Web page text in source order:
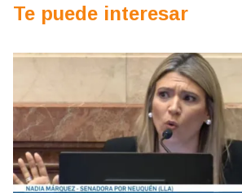
Te puede interesar